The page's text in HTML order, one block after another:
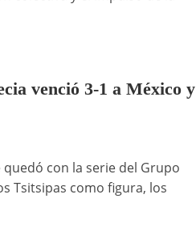
venció 3-1 a México y
quedó con la serie del Grupo
Tsitsipas como figura, los